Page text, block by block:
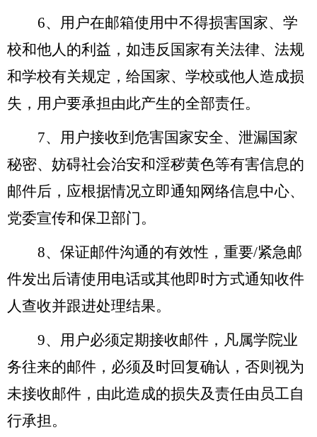
6、用户在邮箱使用中不得损害国家、学
校和他人的利益，如违反国家有关法律、法规
和学校有关规定，给国家、学校或他人造成损
失，用户要承担由此产生的全部责任。
7、用户接收到危害国家安全、泄漏国家
秘密、妨碍社会治安和淫秽黄色等有害信息的
邮件后，应根据情况立即通知网络信息中心、
党委宣传和保卫部门。
8、保证邮件沟通的有效性，重要/紧急邮
件发出后请使用电话或其他即时方式通知收件
人查收并跟进处理结果。
9、用户必须定期接收邮件，凡属学院业
务往来的邮件，必须及时回复确认，否则视为
未接收邮件，由此造成的损失及责任由员工自
行承担。